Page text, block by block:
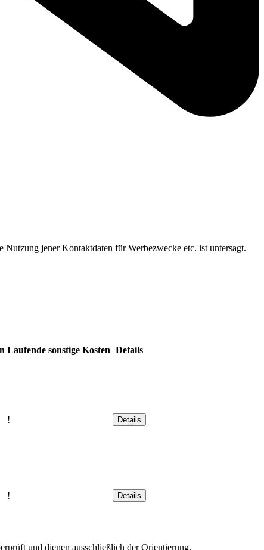
jener Kontaktdaten für Werbezwecke etc. ist untersagt.
Laufende sonstige Kosten Details
! Details
! Details
und dienen ausschließlich der Orientierung.